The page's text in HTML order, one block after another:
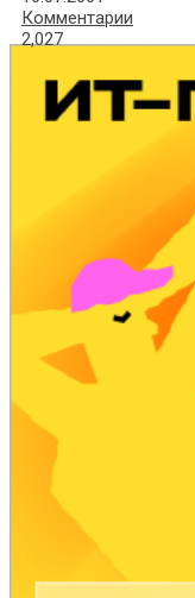
Комментарии
2,027